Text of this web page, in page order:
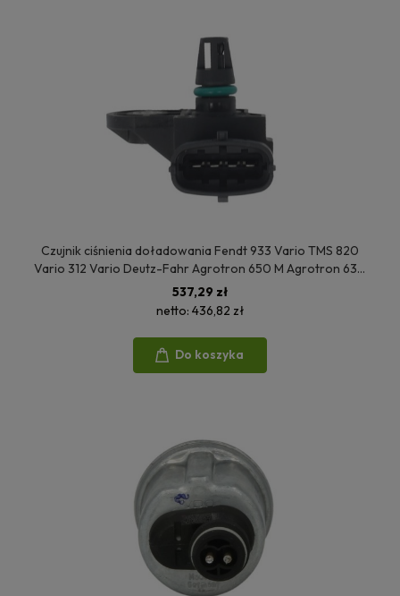
Czujnik ciśnienia doładowania Fendt 933 Vario TMS 820
Vario 312 Vario Deutz-Fahr Agrotron 650 M Agrotron 630
TTV Agrotron K430 Same Iron Continuo 190 04213838
537,29 zł
netto: 436,82 zł
Do koszyka